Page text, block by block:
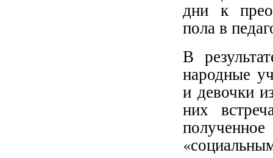
дни к
пола в
В
народные
и девочки
них